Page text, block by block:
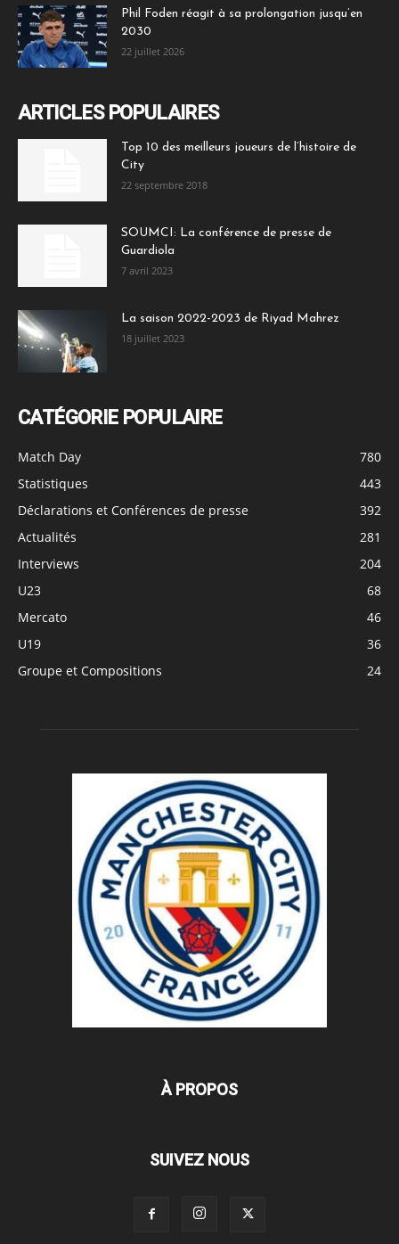
Phil Foden réagit à sa prolongation jusqu’en
2030
22 juillet 2026
ARTICLES POPULAIRES
Top 10 des meilleurs joueurs de l’histoire de
City
22 septembre 2018
SOUMCI: La conférence de presse de
Guardiola
7 avril 2023
La saison 2022-2023 de Riyad Mahrez
18 juillet 2023
CATÉGORIE POPULAIRE
Match Day
780
Statistiques
443
Déclarations et Conférences de presse
392
Actualités
281
Interviews
204
U23
68
Mercato
46
U19
36
Groupe et Compositions
24
À PROPOS
SUIVEZ NOUS